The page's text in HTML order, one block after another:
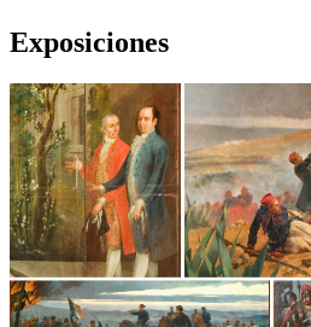
Exposiciones